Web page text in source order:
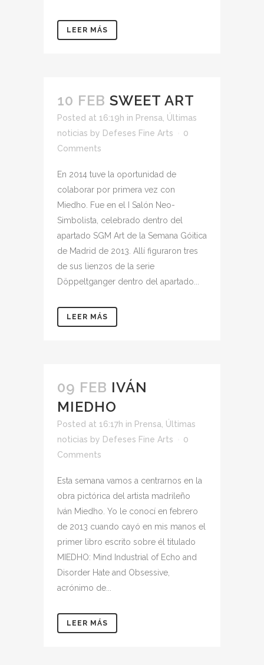
LEER MÁS
10 FEB SWEET ART
Posted at 16:19h in Prensa Últimas
noticias by Defeses Fine Arts
0
Comments
En 2014 tuve la oportunidad de
colaborar por primera vez con
Miedho. Fue en el I Salón Neo-
Simbolista, celebrado dentro del
apartado SGM Art de la Semana Góitica
de Madrid de 2013. Allí figuraron tres
de sus lienzos de la serie
Döppeltganger dentro del apartado...
LEER MÁS
09 FEB IVÁN
MIEDHO
Posted at 16:17h in Prensa Últimas
noticias by Defeses Fine Arts
0
Comments
Esta semana vamos a centrarnos en la
obra pictórica del artista madrileño
Iván Miedho. Yo le conocí en febrero
de 2013 cuando cayó en mis manos el
primer libro escrito sobre él titulado
MIEDHO: Mind Industrial of Echo and
Disorder Hate and Obsessive,
acrónimo de...
LEER MÁS